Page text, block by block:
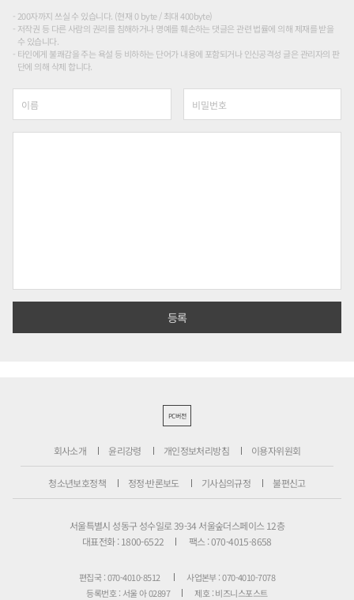
200자까지 쓰실 수 있습니다. (현재 0 byte / 최대 400byte)
저작권 등 다른 사람의 권리를 침해하거나 명예를 훼손하는 댓글은 관련 법률에 의해 제재를 받을
수 있습니다.
타인에게 불쾌감을 주는 욕설 등 비하하는 단어가 내용에 포함되거나 인신공격성 글은 관리자의 판
단에 의해 삭제 합니다.
PC버전
회사소개 윤리강령 개인정보처리방침 이용자위원회
청소년보호정책 정정·반론보도 기사심의규정 불편신고
서울특별시 성동구 성수일로 39-34 서울숲더스페이스 12층
대표전화 : 1800-6522
팩스 : 070-4015-8658
편집국 : 070-4010-8512
사업본부 : 070-4010-7078
등록번호 : 서울 아 02897
제호 : 비즈니스포스트